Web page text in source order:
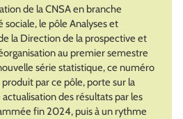
de la CNSA en branche
le pôle Analyses et
la Direction de la prospective et
au premier semestre
série statistique, ce numéro
par ce pôle, porte sur la
des résultats par les
fin 2024, puis à un rythme